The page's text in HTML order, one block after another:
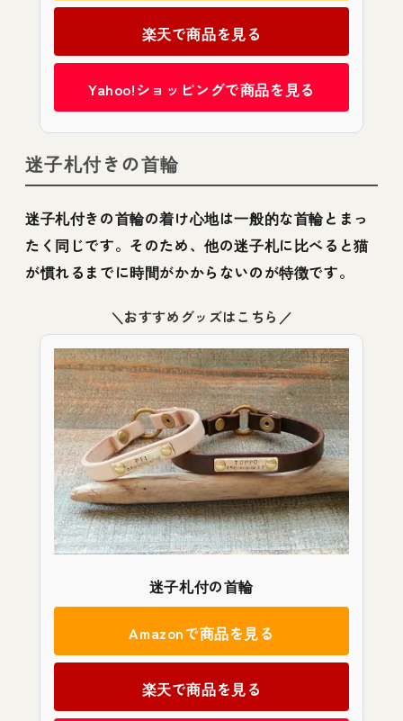
楽天で商品を見る
Yahoo!ショッピングで商品を見る
迷子札付きの首輪
迷子札付きの首輪の着け心地は一般的な首輪とまっ
たく同じです。そのため、他の迷子札に比べると猫
が慣れるまでに時間がかからないのが特徴です。
＼おすすめグッズはこちら／
迷子札付の首輪
Amazonで商品を見る
楽天で商品を見る